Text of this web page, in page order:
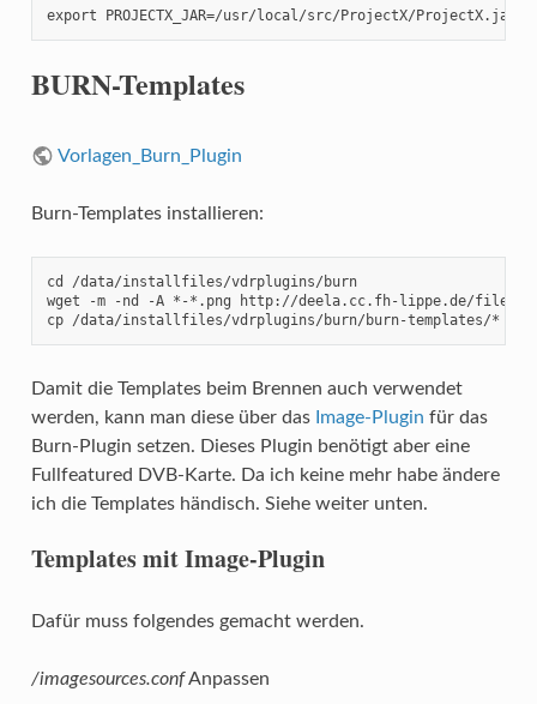
export PROJECTX_JAR=/usr/local/src/ProjectX/ProjectX.jar
BURN-Templates
Vorlagen_Burn_Plugin
Burn-Templates installieren:
cd /data/installfiles/vdrplugins/burn
wget -m -nd -A *-*.png http://deela.cc.fh-lippe.de/files/vdr-
cp /data/installfiles/vdrplugins/burn/burn-templates/* /
Damit die Templates beim Brennen auch verwendet
werden, kann man diese über das Image-Plugin für das
Burn-Plugin setzen. Dieses Plugin benötigt aber eine
Fullfeatured DVB-Karte. Da ich keine mehr habe ändere
ich die Templates händisch. Siehe weiter unten.
Templates mit Image-Plugin
Dafür muss folgendes gemacht werden.
/imagesources.confAnpassen